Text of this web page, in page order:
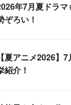
年7月夏ドラ
ぞろい！
【夏アニメ2026】
紹介！